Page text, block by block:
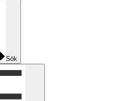
Sök